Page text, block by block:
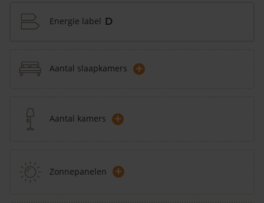
Energie label D
Aantal slaapkamers +
Aantal kamers +
Zonnepanelen +